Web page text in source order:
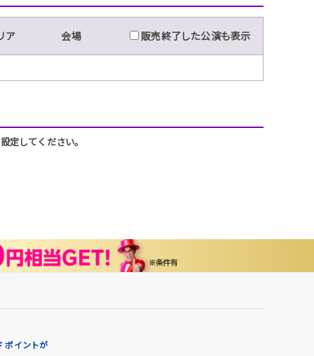
ア 会場 販売終了した公演も表示
してください。
ポイントが